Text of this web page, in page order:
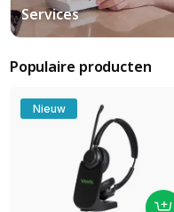
Services
Populaire producten
Nieuw